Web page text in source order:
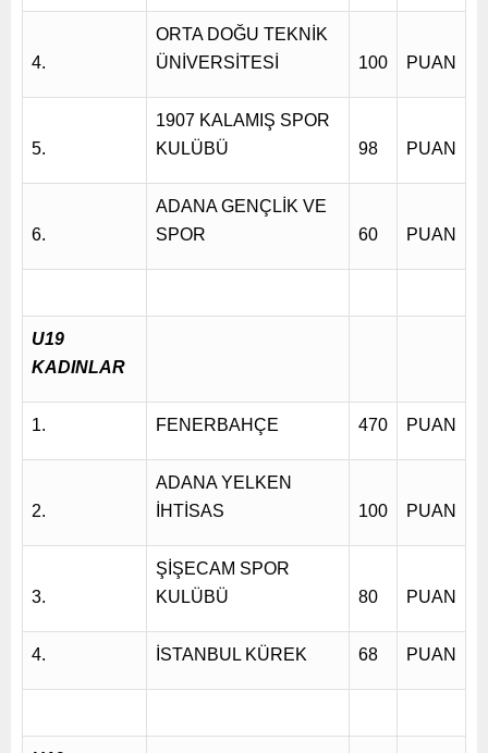
4.
ORTA DOĞU TEKNİK
ÜNİVERSİTESİ
100 PUAN
5.
1907 KALAMIŞ SPOR
KULÜBÜ
98 PUAN
6.
ADANA GENÇLİK VE
SPOR
60 PUAN
U19
KADINLAR
1. FENERBAHÇE 470 PUAN
2.
ADANA YELKEN
İHTİSAS
100 PUAN
3.
ŞİŞECAM SPOR
KULÜBÜ
80 PUAN
4. İSTANBUL KÜREK 68 PUAN